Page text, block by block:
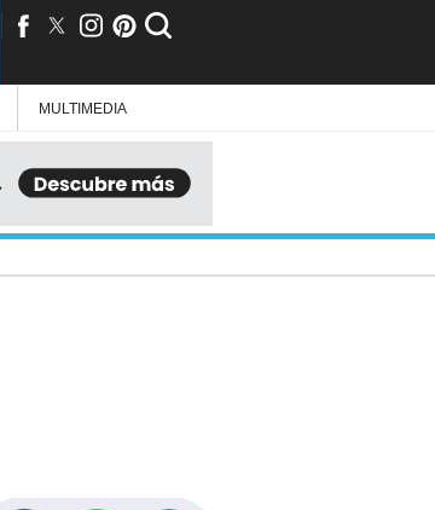
MULTIMEDIA